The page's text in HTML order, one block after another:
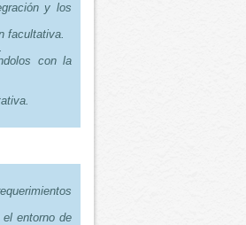
y los
facultativa.
con la
entorno de